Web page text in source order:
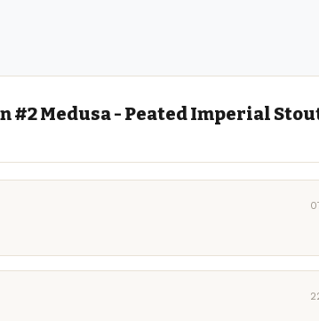
#2 Medusa - Peated Imperial